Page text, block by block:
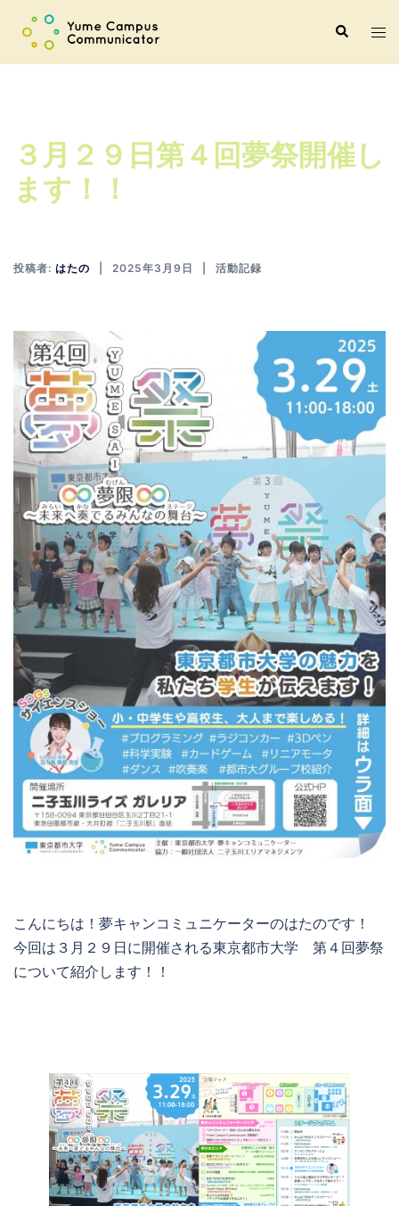
検
索
ト
ー
３月２９日第４回夢祭開催し
ます！！
投稿者: はたの 2025年3月9日 活動記録
こんにちは！夢キャンコミュニケーターのはたのです！
今回は３月２９日に開催される東京都市大学 第４回夢祭
について紹介します！！